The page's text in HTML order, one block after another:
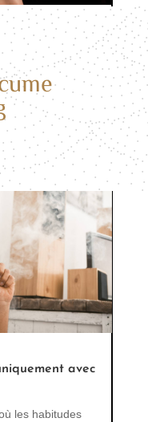
cigarette
la
et le
populaire au
avec
les habitudes